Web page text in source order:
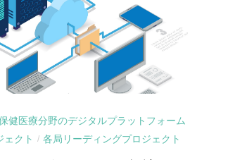
健医療分野のデジタルプラットフォーム
ェクト
/ 各局リーディングプロジェクト